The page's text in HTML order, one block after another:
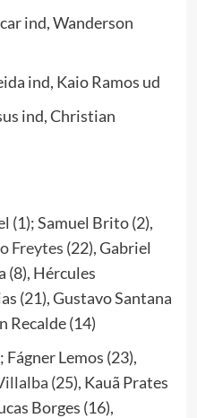
ind, Wanderson
ind, Kaio Ramos ud
ind, Christian
(1); Samuel Brito (2),
Freytes (22), Gabriel
(8), Hércules
(21), Gustavo Santana
Recalde (14)
Lemos (23),
(25), Kauã Prates
Borges (16),